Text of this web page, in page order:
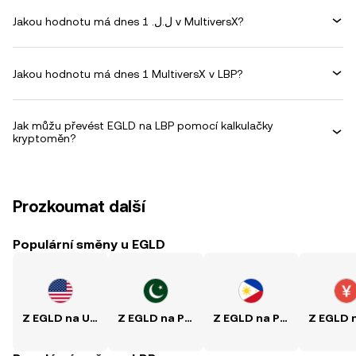
Jakou hodnotu má dnes 1 .ل.ل v MultiversX?
Jakou hodnotu má dnes 1 MultiversX v LBP?
Jak můžu převést EGLD na LBP pomocí kalkulačky
kryptoměn?
Prozkoumat další
Populární směny u EGLD
Z EGLD na USD Z EGLD na PKR Z EGLD na PHP